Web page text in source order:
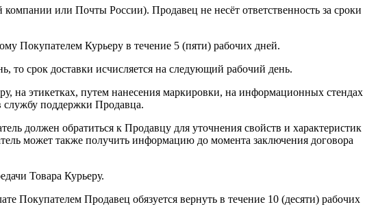
или Почты России). Продавец не несёт ответственность за сроки
Покупателем Курьеру в течение 5 (пяти) рабочих дней.
то срок доставки исчисляется на следующий рабочий день.
на этикетках, путем нанесения маркировки, на информационных стендах
поддержки Продавца.
должен обратиться к Продавцу для уточнения свойств и характеристик
может также получить информацию до момента заключения договора
Товара Курьеру.
Покупателем Продавец обязуется вернуть в течение 10 (десяти) рабочих